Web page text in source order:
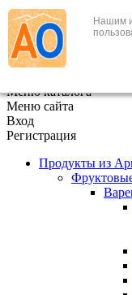
Нашим
+7 (495) 646-888-1
В корзине 0
Меню каталога
Меню сайта
Вход
Регистрация
Продукты из